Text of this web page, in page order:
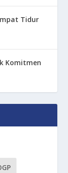
Tidur
Komitmen